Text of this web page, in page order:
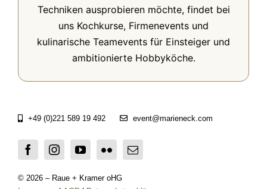
Techniken ausprobieren möchte, findet bei
uns Kochkurse, Firmenevents und
kulinarische Teamevents für Einsteiger und
ambitionierte Hobbyköche.
+49 (0)221 589 19 492 event@marieneck.com
© 2026 – Raue + Kramer oHG